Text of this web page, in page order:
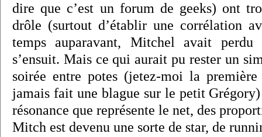
dire que c’est un forum de geeks) ont
drôle (surtout d’établir une corrélation
temps auparavant, Mitchel avait
s’ensuit. Mais ce qui aurait pu rester un
soirée entre potes (jetez-moi la
jamais fait une blague sur le petit
résonance que représente le net, des
Mitch est devenu une sorte de star, de